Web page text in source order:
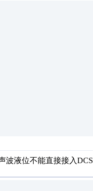
波液位不能直接接入